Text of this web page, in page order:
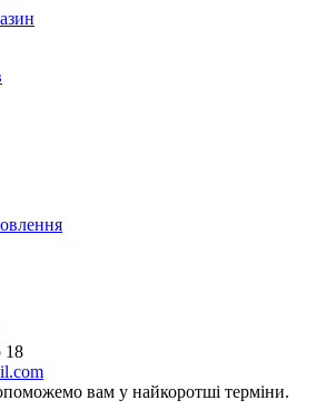
18
вам у найкоротші терміни.